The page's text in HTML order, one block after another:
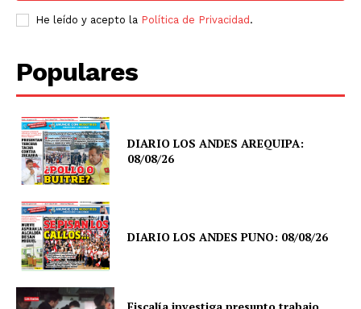
He leído y acepto la Política de Privacidad.
Populares
DIARIO LOS ANDES AREQUIPA:
08/08/26
DIARIO LOS ANDES PUNO: 08/08/26